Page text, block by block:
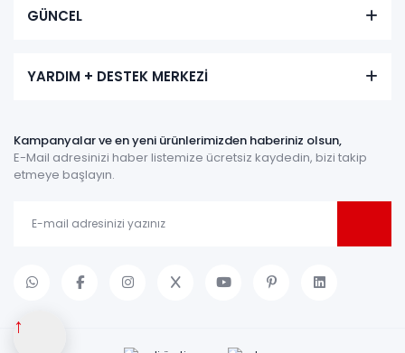
↑
GÜNCEL
YARDIM + DESTEK MERKEZİ
Kampanyalar ve en yeni ürünlerimizden haberiniz olsun,
E-Mail adresinizi haber listemize ücretsiz kaydedin, bizi takip
etmeye başlayın.